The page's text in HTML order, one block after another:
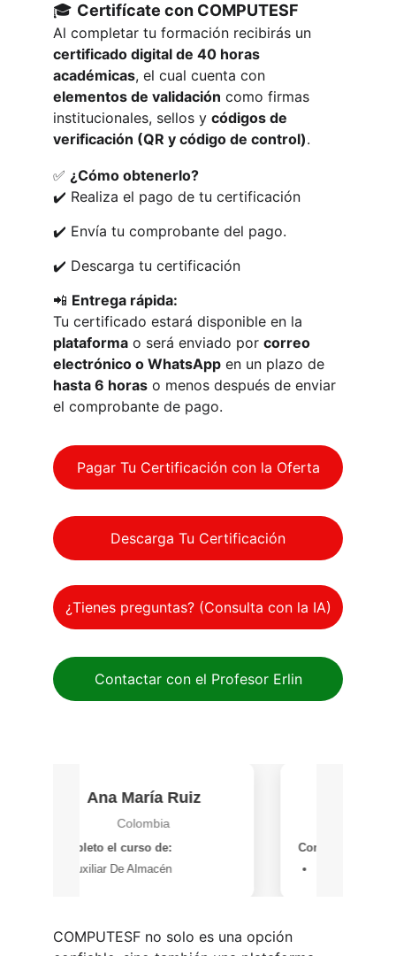
Descarga Tu Certificación
Pagar Tu Certificación con la Oferta
COMPUTESF no solo es una opción
¿Tienes preguntas? (Consulta con la IA)
🎓 Certifícate con COMPUTESF
Al completar tu formación recibirás un
certificado digital de 40 horas
académicas, el cual cuenta con
elementos de validación como firmas
institucionales, sellos y códigos de
verificación (QR y código de control).
✅ ¿Cómo obtenerlo?
✔️ Realiza el pago de tu certificación
✔️ Envía tu comprobante del pago.
✔️ Descarga tu certificación
📲 Entrega rápida:
Tu certificado estará disponible en la
plataforma o será enviado por correo
electrónico o WhatsApp en un plazo de
hasta 6 horas o menos después de enviar
el comprobante de pago.
Contactar con el Profesor Erlin